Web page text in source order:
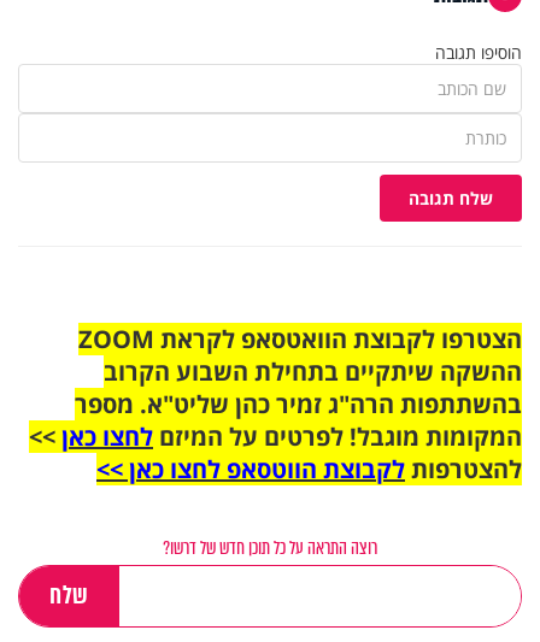
הוסיפו תגובה
שלח תגובה
הצטרפו לקבוצת הוואטסאפ לקראת ZOOM
ההשקה שיתקיים בתחילת השבוע הקרוב
בהשתתפות הרה"ג זמיר כהן שליט"א. מספר
המקומות מוגבל! לפרטים על המיזם לחצו כאן>>
להצטרפותלקבוצת הווטסאפ לחצו כאן >>
רוצה התראה על כל תוכן חדש של דרשו?